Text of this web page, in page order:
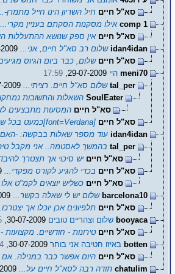
סא"ל חיים חיל השריון הינו חייל מתמרן-
comp 1 אילו מסקנות הסקתם בעניין מקרי...29-07-2009,
סא"ל חיים אין ספק שנושא ההתעללות
idan4idan שלום רב סא"ל חיים, אני...29-07-2009,
סא"ל חיים שלום, כבר ביום הגיוס
meni70 היי
17:59
tal_per שלום סא"ל חיים. רציתי...29-07-2009,
SoulEater השאלות והתשובות
סא"ל חיים המסעות מתבצעים
סא"ל חיים [font=Verdana]כמעט בכל שבוע...
idan4idan עוד מספר שאלות בבקשה: -
tal_per בהמשך לאסטמה.. אני מקבל
סא"ל חיים יש סיכוי אך תצטרך
סא"ל חיים בכדי להגיע לקורס מפקדי...30-07-2009,
סא"ל חיים כשליש יוצאים לקמ"ט
barcelona10 שלום יש לי שאלה בקשר...30-07-2009,
סא"ל חיים תלפיונים אכן יוכלו אך
booyaca שלום וצהריים טובים
סא"ל חיים טירונות - חודשיים. מקצועות
botten באיזו חטיבה אני בוחר30-07-2009,
סא"ל חיים היום אפשר כבר במנילה.
chatulim תודה רבה לסא"ל חיים על...30-07-2009,